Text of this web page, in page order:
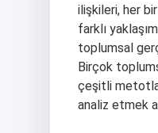
ilişkileri, her
farklı
toplumsal
Birçok
çeşitli
analiz etmek